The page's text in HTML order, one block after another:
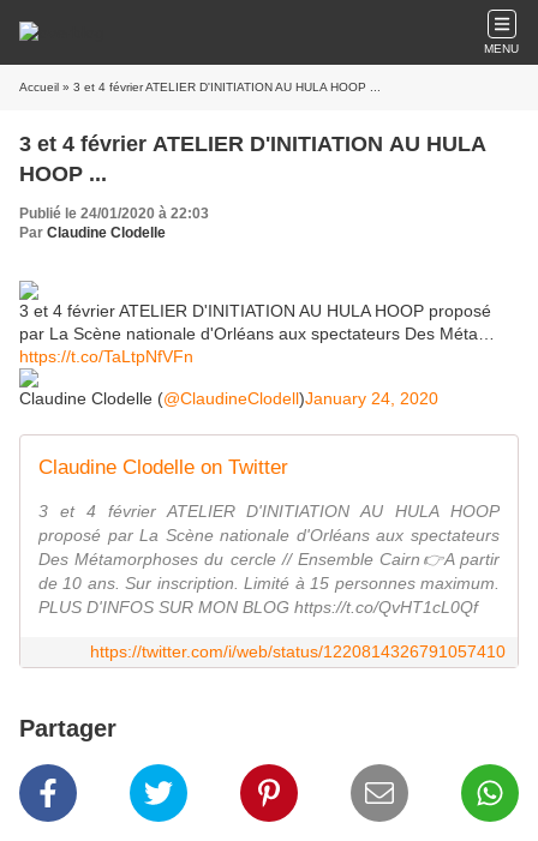
MENU
Accueil » 3 et 4 février ATELIER D'INITIATION AU HULA HOOP ...
3 et 4 février ATELIER D'INITIATION AU HULA
HOOP ...
Publié le 24/01/2020 à 22:03
Par Claudine Clodelle
3 et 4 février ATELIER D'INITIATION AU HULA HOOP proposé
par La Scène nationale d'Orléans aux spectateurs Des Méta…
https://t.co/TaLtpNfVFn
Claudine Clodelle (@ClaudineClodell)January 24, 2020
Claudine Clodelle on Twitter
3 et 4 février ATELIER D'INITIATION AU HULA HOOP
proposé par La Scène nationale d'Orléans aux spectateurs
Des Métamorphoses du cercle // Ensemble Cairn👉A partir
de 10 ans. Sur inscription. Limité à 15 personnes maximum.
PLUS D'INFOS SUR MON BLOG https://t.co/QvHT1cL0Qf
https://twitter.com/i/web/status/1220814326791057410
Partager